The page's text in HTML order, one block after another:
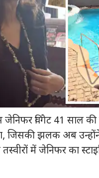
जेनिफर विंगेट 41 साल
जिसकी झलक अब
तस्वीरों में जेनिफर का